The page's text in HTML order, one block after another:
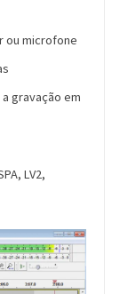
ou microfone
gravação em
LV2,